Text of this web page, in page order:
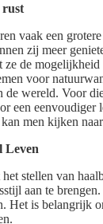
rust
vaak een
zij meer
ze de
voor
de wereld. Voor
een
men kijken
Leven
stellen van
aan te
Het is belangrijk